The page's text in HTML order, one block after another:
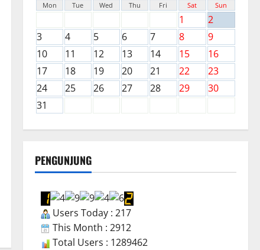
Mon Tue Wed Thu Fri Sat Sun
1
2
3
4 5 6 7 8
9
10
11 12 13 14 15
16
17
18 19 20 21 22
23
24
25 26 27 28 29
30
31
PENGUNJUNG
Users Today : 217
This Month : 2912
Total Users : 1289462